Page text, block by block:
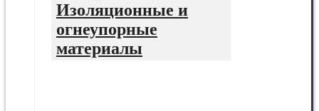
Изоляционные и
огнеупорные
материалы